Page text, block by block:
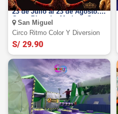
Circo Ritmo Color 2026: Del
23 de Julio al 23 de Agosto.
Open Plaza La Marina - San
Miguel
San Miguel
Circo Ritmo Color Y Diversion
S/ 29.90